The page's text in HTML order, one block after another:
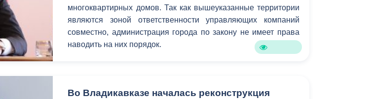
многоквартирных домов. Так как вышеуказанные территории
являются зоной ответственности управляющих компаний
совместно, администрация города по закону не имеет права
наводить на них порядок.
Во Владикавказе началась реконструкция